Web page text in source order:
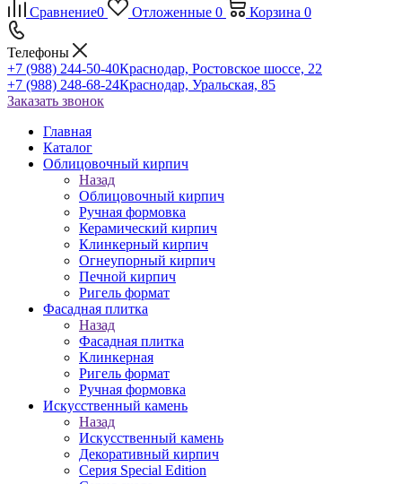
Сравнение0 Отложенные 0 Корзина 0
Телефоны
+7 (988) 244-50-40Краснодар, Ростовское шоссе, 22
+7 (988) 248-68-24Краснодар, Уральская, 85
Заказать звонок
Главная
Каталог
Облицовочный кирпич
Назад
Облицовочный кирпич
Ручная формовка
Керамический кирпич
Клинкерный кирпич
Огнеупорный кирпич
Печной кирпич
Ригель формат
Фасадная плитка
Назад
Фасадная плитка
Клинкерная
Ригель формат
Ручная формовка
Искусственный камень
Назад
Искусственный камень
Декоративный кирпич
Серия Special Edition